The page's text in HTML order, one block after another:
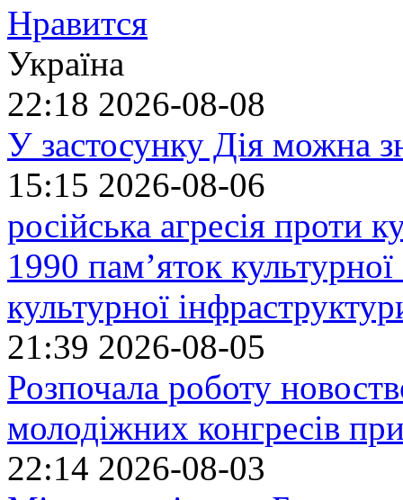
Нравится
Україна
22:18 2026-08-08
У застосунку Дія можна
15:15 2026-08-06
російська агресія проти
1990 пам’яток
культурної
21:39 2026-08-05
Розпочала роботу
молодіжних конгресів
22:14 2026-08-03